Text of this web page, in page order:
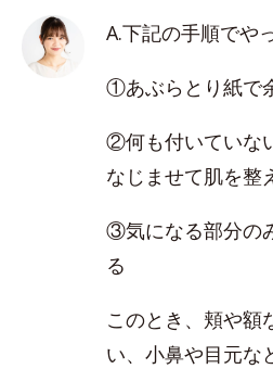
A.下記の手順でや
①あぶらとり紙で
②何も付いていな
なじませて肌を整
③気になる部分の
る
このとき、頬や額
い、小鼻や目元な